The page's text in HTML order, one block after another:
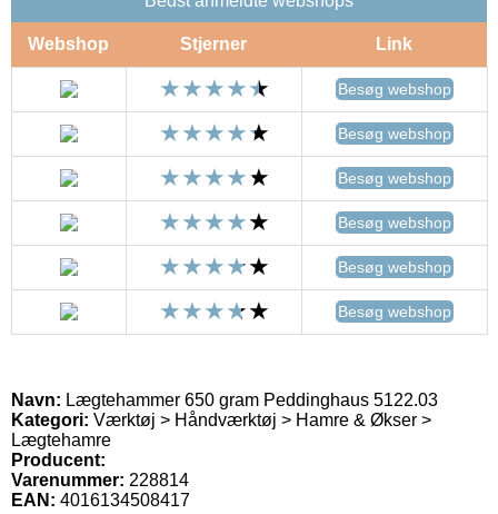
Webshop Stjerner Link
Besøg webshop
Besøg webshop
Besøg webshop
Besøg webshop
Besøg webshop
Besøg webshop
Navn: Lægtehammer 650 gram Peddinghaus 5122.03
Kategori: Værktøj > Håndværktøj > Hamre & Økser >
Lægtehamre
Producent:
Varenummer: 228814
EAN: 4016134508417